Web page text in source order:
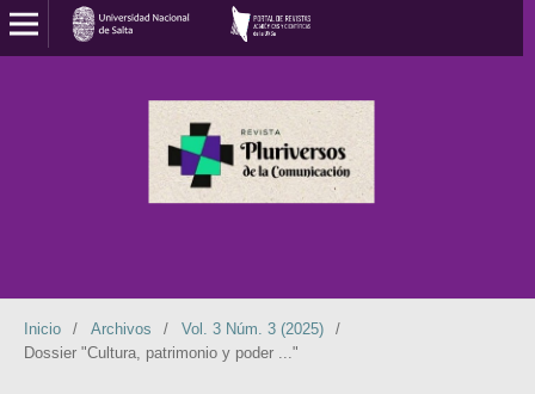
Inicio / Archivos / Vol. 3 Núm. 3 (2025)
/
Dossier "Cultura, patrimonio y poder ..."